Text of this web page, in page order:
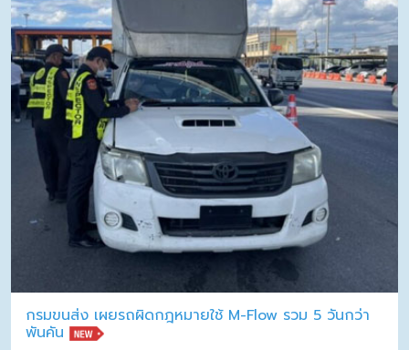
กรมขนส่ง เผยรถผิดกฎหมายใช้ M-Flow รวม 5 วันกว่า
พันคัน